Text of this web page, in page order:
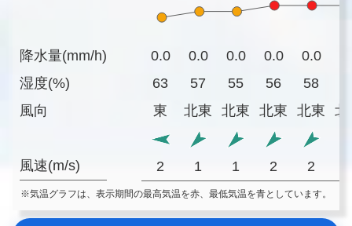
降水量(mm/h)
湿度(%)
風向
風速(m/s)
0.0 0.0 0.0 0.0 0.0
63
57 55 56 58
東
北東 北東 北東 北東 北
2 1 1 2 2
※気温グラフは、表示期間の最高気温を赤、最低気温を青としています。